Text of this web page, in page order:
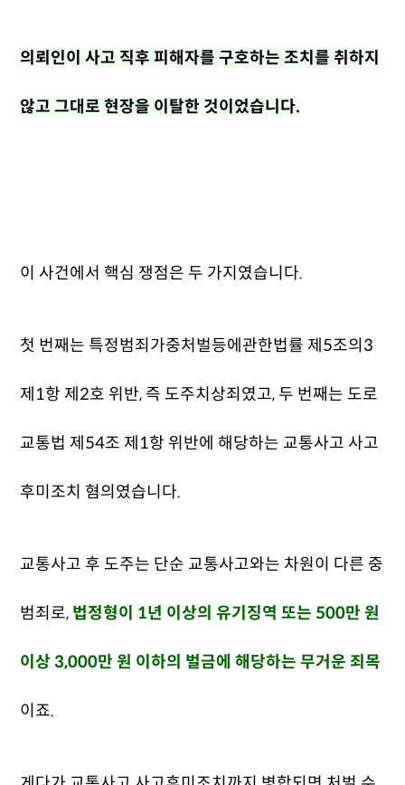
의뢰인이 사고 직후 피해자를 구호하는 조치를 취하지
않고 그대로 현장을 이탈한 것이었습니다.
이 사건에서 핵심 쟁점은 두 가지였습니다.
첫 번째는 특정범죄가중처벌등에관한법률 제5조의3
제1항 제2호 위반, 즉 도주치상죄였고, 두 번째는 도로
교통법 제54조 제1항 위반에 해당하는 교통사고 사고
후미조치 혐의였습니다.
교통사고 후 도주는 단순 교통사고와는 차원이 다른 중
범죄로, 법정형이 1년 이상의 유기징역 또는 500만 원
이상 3,000만 원 이하의 벌금에 해당하는 무거운 죄목
이죠.